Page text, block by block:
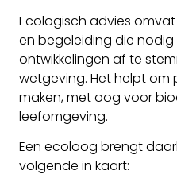
Ecologisch advies
en begeleiding die nodig
ontwikkelingen af te
wetgeving. Het helpt
maken, met oog voor
leefomgeving.
Een ecoloog brengt
volgende in kaart: